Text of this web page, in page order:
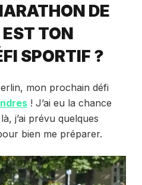
DE
TON
SPORTIF ?
mon prochain défi
! J’ai eu la chance
j’ai prévu quelques
bien me préparer.